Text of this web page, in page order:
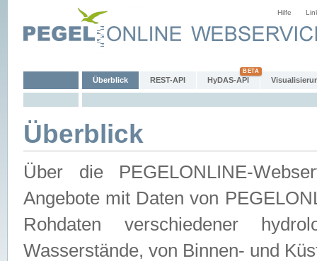
Hilfe
Überblick REST-API HyDAS-API
Überblick
Über die PEGELONLINE-
Angebote mit Daten von
Rohdaten verschiedener
Wasserstände, von Binnen- und